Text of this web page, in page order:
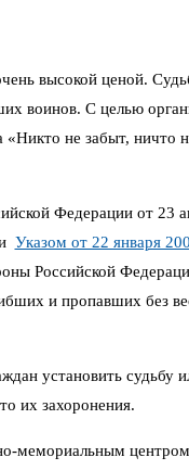
высокой ценой.
воинов. С целью
«Никто не забыт,
Федерации от 23
Указом от 22 января
Российской
и пропавших без
установить
их захоронения.
мемориальным